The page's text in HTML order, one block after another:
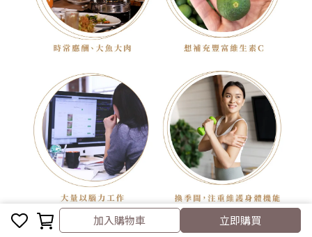
加入購物車
加入購物車 立即購買